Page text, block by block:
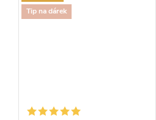
Tip na dárek